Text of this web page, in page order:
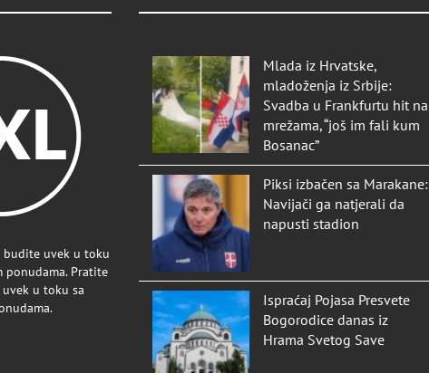
budite uvek u toku
Pratite
u toku sa
Mlada iz Hrvatske,
mladoženja iz Srbije:
Svadba u Frankfurtu hit na
mrežama, “još im fali kum
Bosanac”
Piksi izbačen sa Marakane:
Navijači ga natjerali da
napusti stadion
Ispraćaj Pojasa Presvete
Bogorodice danas iz
Hrama Svetog Save